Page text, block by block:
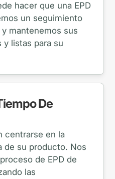
hacer que una EPD
un seguimiento
mantenemos sus
y listas para su
De
centrarse en la
de su producto. Nos
de EPD de
las